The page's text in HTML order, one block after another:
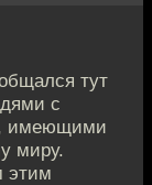
тут
с
имеющими
миру.
этим